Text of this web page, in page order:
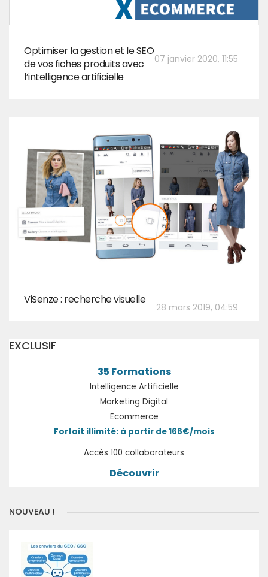
07 janvier 2020, 11:55
Optimiser la gestion et le SEO
de vos fiches produits avec
l’intelligence artificielle
28 mars 2019, 04:59
ViSenze : recherche visuelle
EXCLUSIF
35 Formations
Intelligence Artificielle
Marketing Digital
Ecommerce
Forfait illimité: à partir de 166€/mois
Accès 100 collaborateurs
Découvrir
NOUVEAU !